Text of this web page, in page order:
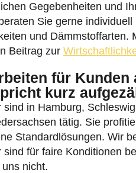
Gegebenheiten und
Sie gerne
und Dämmstoffarten.
Beitrag zur
für Kunden
kurz
sind in Hamburg,
tätig. Sie
Standardlösungen. Wir
sind für faire Konditionen
uns nicht.